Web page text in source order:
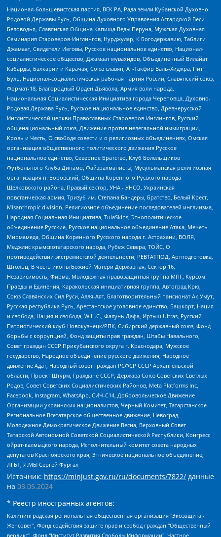
Национал-большевистская партия, ВЕК РА, Рада земли Кубанской Духовно
Родовой Державы Русь, Община Духовного Управления Асгардской Веси
Беловодья, Славянская Община Капища Веды Перуна, Мужская Духовная
Семинария Староверов-Инглингов, Нурджулар, К Богодержавию, Таблиги
Джамаат, Свидетели Иеговы, Русское национальное единство, Национал-
социалистическое общество, Джамаат мувахидов, Объединенный Вилайат
Кабарды, Балкарии и Карачая, Союз славян, Ат-Такфир Валь-Хиджра, Пит
Буль, Национал-социалистическая рабочая партия России, Славянский союз,
Формат-18, Благородный Орден Дьявола, Армия воли народа,
Национальная Социалистическая Инициатива города Череповца, Духовно-
Родовая Держава Русь, Русское национальное единство, Древнерусской
Инглистической церкви Православных Староверов-Инглингов, Русский
общенациональный союз, Движение против нелегальной иммиграции,
Кровь и Честь, О свободе совести и о религиозных объединениях, Омская
организация общественного политического движения Русское
национальное единство, Северное Братство, Клуб Болельщиков
Футбольного Клуба Динамо, Файзрахманисты, Мусульманская религиозная
организация п. Боровский, Община Коренного Русского народа
Щелковского района, Правый сектор, УНА - УНСО, Украинская
повстанческая армия, Тризуб им. Степана Бандеры, Братство, Белый Крест,
Misanthropic division, Религиозное объединение последователей инглиизма,
Народная Социальная Инициатива, TulaSkins, Этнополитическое
объединение Русские, Русское национальное объединение Атака, Мечеть
Мирмамеда, Община Коренного Русского народа г. Астрахани, ВОЛЯ,
Меджлис крымскотатарского народа, Рубеж Севера, ТОЙС, О
противодействии экстремистской деятельности, РЕВТАТПОД, Артподготовка,
Штольц, В честь иконы Божией Матери Державная, Сектор 16,
Независимость, Фирма, Молодежная правозащитная группа МПГ, Курсом
Правды и Единения, Каракольская инициативная группа, Автоград Крю,
Союз Славянских Сил Руси, Алля-Аят, Благотворительный пансионат Ак Умут,
Русская республика Русь, Арестантское уголовное единство, Башкорт, Нация
и свобода, Нация и свобода, W.H.С., Фалунь Дафа, Иртыш Ultras, Русский
Патриотический клуб-Новокузнецк/РПК, Сибирский державный союз, Фонд
борьбы с коррупцией, Фонд защиты прав граждан, Штабы Навального,
Совет граждан СССР Прикубанского округа г. Краснодара, Мужское
государство, Народное объединение русского движения, Народное
движение Адат, Народный совет граждан РСФСР СССР Архангельской
области, Проект Штурм, Граждане СССР, Держава Союз Советских Светлых
Родов, Совет Советских Социалистических Районов, Meta Platforms Inc,
Facebook, Instagram, WhatsApp, СИЧ-С14, Добровольческое Движение
Организации украинских националистов, Черный Комитет, Татарстанское
Региональное Всетатарское общественное движение, Невоград,
Молодежное Демократическое Движение Весна, Верховный Совет
Татарской Автономной Советской Социалистической Республики, Конгресс
ойрат-калмыцкого народа, Исполнительный комитет совета народных
депутатов Красноярского края, Этническое национальное объединение,
ЛГБТ, Я.МЫ Сергей Фургал
Источник: https://minjust.gov.ru/ru/documents/7822/ данные
на 03.05.2024
* Реестр иностранных агентов:
Калининградская региональная общественная организация "Экозащита!-Женсовет", Фонд содействия защите прав и свобод граждан "Общественный вердикт", Фонд "Институт Развития Свободы Информации", Частное учреждение "Информационное агентство МЕМО. РУ", Региональная общественная организация "Общественная комиссия по сохранению наследия академика Сахарова", Фонд поддержки свободы прессы, Санкт-Петербургская общественная правозащитная организация "Гражданский контроль", Межрегиональная общественная организация "Информационно-просветительский центр "Мемориал", Региональный Фонд "Центр Защиты Прав Средств Массовой Информации", с 05.12.2023 Фонд "Центр Защиты Прав Средств массовой информации", Региональная общественная благотворительная организация помощи беженцам и мигрантам "Гражданское содействие", Негосударственное образовательное учреждение дополнительного профессионального образования (повышение квалификации) специалистов "АКАДЕМИЯ ПО ПРАВАМ ЧЕЛОВЕКА", Свердловская региональная общественная организация "Сутяжник", Автономная некоммерческая организация "Центр независимых социологических исследований", Союз общественных объединений "Российский исследовательский центр по правам человека", Региональное общественное учреждение научно-информационный центр "МЕМОРИАЛ", Некоммерческая организация "Фонд защиты гласности", Автономная некоммерческая организация "Институт прав человека", Городская общественная организация "Екатеринбургское общество "МЕМОРИАЛ", Городская общественная организация "Рязанское историко-просветительское и правозащитное общество "Мемориал" (Рязанский Мемориал), Челябинский региональный орган общественной самодеятельности – женское общественное объединение "Женщины Евразии", Челябинский региональный орган общественной самодеятельности "Уральская правозащитная группа", Фонд содействия защите здоровья и социальной справедливости имени Андрея Рылькова, Автономная Некоммерческая Организация "Аналитический Центр Юрия Левады", Автономная некоммерческая организация социальной поддержки населения "Проект Апрель", Региональная общественная организация помощи женщинам и детям, находящимся в кризисной ситуации "Информационно-методический центр "Анна", Фонд содействия развитию массовых коммуникаций и правовому просвещению "Так-так-Так", Фонд содействия устойчивому развитию "Серебряная тайга", Свердловский региональный общественный фонд социальных проектов "Новое время", "Idel.Реалии", Кавказ.Реалии, Крым.Реалии, Телеканал Настоящее Время, Татаро-башкирская служба Радио Свобода (Azatliq Radiosi), Радио Свободная Европа/Радио Свобода (PCE/PC), "Сибирь.Реалии", "Фактограф", Благотворительный фонд помощи осужденным и их семьям, Автономная некоммерческая организация "Институт глобализации и социальных движений", Фонд "В защиту прав заключенных", Частное учреждение "Центр поддержки и содействия развитию средств массовой информации", Пензенский региональный общественный благотворительный фонд "Гражданский союз", "Север.Реалии", Некоммерческая организация Фонд "Правовая инициатива", Общество с ограниченной ответственностью "Радио Свободная Европа/Радио Свобода", Чешское информационное агентство "MEDIUM-ORIENT", Красноярская региональная общественная организация "Мы против СПИДа", Камалягин Денис Николаевич, Маркелов Сергей Евгеньевич, Пономарев Лев Александрович, Савицкая Людмила Алексеевна, Автономная некоммерческая организация "Центр по работе с проблемой насилия "НАСИЛИЮ.НЕТ", Межрегиональный профессиональный союз работников здравоохранения "Альянс врачей", Юридическое лицо, зарегистрированное в Латвийской Республике, SIA "Medusa Project" (регистрационный номер 40103797863, дата регистрации 10.06.2014), Некоммерческая организация "Фонд по борьбе с коррупцией", Автономная некоммерческая организация "Институт права и публичной политики", Баданин Роман Сергеевич, Гликин Максим Александрович, Железнова Мария Михайловна, Лукьянова Юлия Сергеевна, Маетная Елизавета Витальевна, Маняхин Петр Борисович, Чуракова Ольга Владимировна, Ярош Юлия Петровна, Юридическое лицо "The Insider SIA", зарегистрированное в Риге, Латвийская Республика (дата регистрации 26.06.2015), являющееся администратором доменного имени интернет-издания "The Insider SIA", https://theins.ru, Постернак Алексей Евгеньевич, Рубин Михаил Аркадьевич, Анин Роман Александрович, Юридическое лицо Istories fonds, зарегистрированное в Латвийской Республике (регистрационный номер 50008295751, дата регистрации 24.02.2020), Великовский Дмитрий Александрович, Долинина Ирина Николаевна, Мароховская Алеся Алексеевна, Шлейнов Роман Юрьевич, Шмагун Олеся Валентиновна, Общество с ограниченной ответственностью "Альтаир 2021", Общество с ограниченной ответственностью "Вега 2021", Общество с ограниченной ответственностью "Главный редактор 2021", Общество с ограниченной ответственностью "Ромашки монолит", Важенков Артем Валерьевич, Ивановская областная общественная организация "Центр гендерных исследований", Гурман Юрий Альбертович, Медиапроект "ОВД-Инфо", Егоров Владимир Владимирович, Жилинский Владимир Александрович, Общество с ограниченной ответственностью "ЗП", Иванова София Юрьевна, Карезина Инна Павловна, Кильтау Екатерина Викторовна, Петров Алексей Викторович, Пискунов Сергей Евгеньевич, Смирнов Сергей Сергеевич, Тихонов Михаил Сергеевич, Общество с ограниченной ответственностью "ЖУРНАЛИСТ-ИНОСТРАННЫЙ АГЕНТ", Арапова Галина Юрьевна, Вольтская Татьяна Анатольевна, Американская компания "Mason G.E.S. Anonymous Foundation" (США), являющаяся владельцем интернет-издания https://mnews.world/, Компания "Stichting Bellingcat", зарегистрированная в Нидерландах (дата регистрации 11.07.2018), Захаров Андрей Вячеславович, Клепиковская Екатерина Дмитриевна, Общество с ограниченной ответственностью "МЕМО", Перл Роман Александрович, Симонов Евгений Алексеевич, Соловьева Елена Анатольевна, Сотников Даниил Владимирович, Сурначева Елизавета Дмитриевна, Автономная некоммерческая организация по защите прав человека и информированию населения "Якутия – Наше Мнение", Общество с ограниченной ответственностью "Москоу диджитал медиа", с 26.01.2023 Общество с ограниченной ответственностью "Чайка Белые сады", Ветошкина Валерия Валерьевна, Заговора Максим Александрович, Межрегиональное общественное движение "Российская ЛГБТ - сеть", Оленичев Максим Владимирович, Павлов Иван Юрьевич, Скворцова Елена Сергеевна, Общество с ограниченной ответственностью "Как бы инагент", Кочетков Игорь Викторович, Общество с ограниченной ответственностью "Честные выборы", Еланчик Олег Александрович, Общество с ограниченной ответственностью "Нобелевский призыв", Гималова Регина Эмилевна, Григорьев Андрей Валерьевич, Григорьева Алина Александровна, Ассоциация по содействию защите прав призывников, альтернативнослужащих и военнослужащих "Правозащитная группа "Гражданин.Армия.Право", Хисамова Регина Фаритовна, Автономная некоммерческая организация по реализации социально-правовых программ "Лилит", Дальневосточное общественное движение "Маяк", Санкт-Петербургская ЛГБТ-инициативная группа "Выход", Инициативная группа ЛГБТ+ "Реверс", Алексеев Андрей Викторович, Бекбулатова Таисия Львовна, Беляев Иван Михайлович, Владыкина Елена Сергеевна, Гельман Марат Александрович, Никульшина Вероника Юрьевна, Толоконникова Надежда Андреевна, Шендерович Виктор Анатольевич, Общество с ограниченной ответственностью "Данное сообщение", Общество с ограниченной ответственностью Издательский дом "Новая глава", Айнбиндер Александра Александровна, Московский комьюнити-центр для ЛГБТ+инициатив, Благотворительный фонд развития филантропии, Deutsche Welle (Германия, Kurt-Schumacher-Strasse 3, 53113 Bonn), Борзунова Мария Михайловна, Воробьев Виктор Викторович, Голубева Анна Львовна, Константинова Алла Михайловна, Малкова Ирина Владимировна, Мурадов Мурад Абдулгалимович, Осетинская Елизавета Николаевна, Понасенков Евгений Николаевич, Ганапольский Матвей Юрьевич, Киселев Евгений Алексеевич, Борухович Ирина Григорьевна, Дремин Иван Тимофеевич, Дубровский Дмитрий Викторович, Красноярская региональная общественная организация поддержки и развития альтернативных образовательных технологий и межкультурных коммуникаций "ИНТЕРРА", Маяковская Екатерина Алексеевна, Фейгин Марк Захарович, Филимонов Андрей Викторович, Дзугкоева Регина Николаевна, Доброхотов Роман Александрович, Дудь Юрий Александрович, Елкин Сергей Владимирович, Кругликов Кирилл Игоревич, Сабунаева Мария Леонидовна, Семенов Алексей Владимирович, Шаинян Карен Багратович, Шульман Екатерина Михайловна, Асафьев Артур Валерьевич, Вахштайн Виктор Семенович, Венедиктов Алексей Алексеевич, Лушникова Екатерина Евгеньевна, Волков Леонид Михайлович, Невзоров Александр Глебович, Пархоменко Сергей Борисович, Сироткин Ярослав Николаевич, Кара-Мурза Владимир Владимирович, Баранова Наталья Владимировна, Гозман Леонид Яковлевич, Кагарлицкий Борис Юльевич, Климарев Михаил Валерьевич, Милов Владимир Станиславович, Автономная некоммерческая организация Краснодарский центр современного искусства "Типография", Моргенштерн Алишер Тагирович, Соболь Любовь Эдуардовна, Общество с ограниченной ответственностью "ЛИЗА НОРМ", Каспаров Гарри Кимович, Ходорковский Михаил Борисович, Общество с ограниченной ответственностью "Апрельские тезисы", Данилович Ирина Брониславовна, Кашин Олег Владимирович, Петров Николай Владимирович, Пивоваров Алексей Владимирович, Соколов Михаил Владимирович, Цветкова Юлия Владимировна, Чичваркин Евгений Александрович, Комитет против пыток/Команда против пыток, Общество с ограниченной ответственностью "Первый научный", Общество с ограниченной ответственностью "Вертолет и ко", Белоцерковская Вероника Борисовна, Кац Максим Евгеньевич, Лазарева Татьяна Юрьевна, Шаведдинов Руслан Табризович, Яшин Илья Валерьевич, Общество с ограниченной ответственностью "Иноагент ААВ", Алешковский Дмитрий Петрович, Альбац Евгения Марковна, Быков Дмитрий Львович, Галямина Юлия Евгеньевна, Лойко Сергей Леонидович, Мартынов Кирилл Константинович, Медведев Сергей Александрович, Крашенинников Федор Геннадиевич, Гордеева Катерина Вл